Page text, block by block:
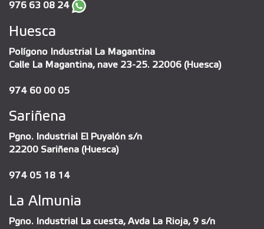
976 63 08 24
Huesca
Polígono Industrial La Magantina
Calle La Magantina, nave 23-25. 22006 (Huesca)
974 60 00 05
Sariñena
Pgno. Industrial El Puyalón s/n
22200 Sariñena (Huesca)
974 05 18 14
La Almunia
Pgno. Industrial La cuesta, Avda La Rioja, 9 s/n